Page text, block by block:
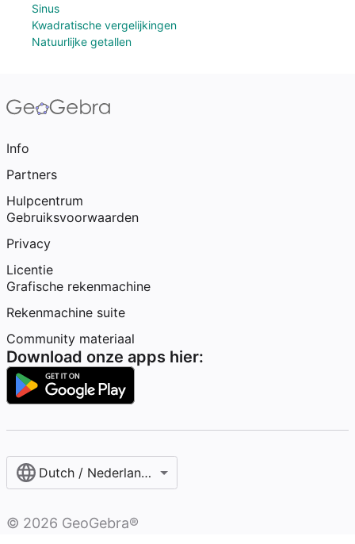
Sinus
Kwadratische vergelijkingen
Natuurlijke getallen
Info
Partners
Hulpcentrum
Gebruiksvoorwaarden
Privacy
Licentie
Grafische rekenmachine
Rekenmachine suite
Community materiaal
Download onze apps hier:
Dutch / Nederlands‎ (België)‎
© 2026 GeoGebra®